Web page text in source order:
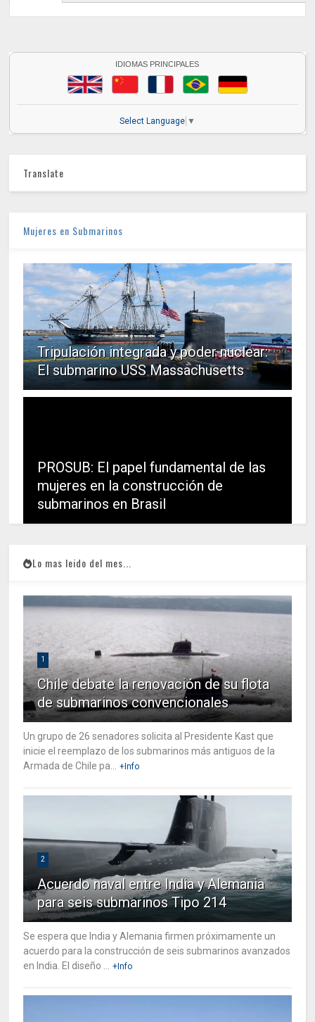
IDIOMAS PRINCIPALES
Select Language ▼
Translate
Mujeres en Submarinos
Tripulación integrada y poder nuclear:
El submarino USS Massachusetts
PROSUB: El papel fundamental de las
mujeres en la construcción de
submarinos en Brasil
Lo mas leido del mes...
1
Chile debate la renovación de su flota
de submarinos convencionales
Un grupo de 26 senadores solicita al Presidente Kast que
inicie el reemplazo de los submarinos más antiguos de la
Armada de Chile pa...
+Info
2
Acuerdo naval entre India y Alemania
para seis submarinos Tipo 214
Se espera que India y Alemania firmen próximamente un
acuerdo para la construcción de seis submarinos avanzados
en India. El diseño ...
+Info